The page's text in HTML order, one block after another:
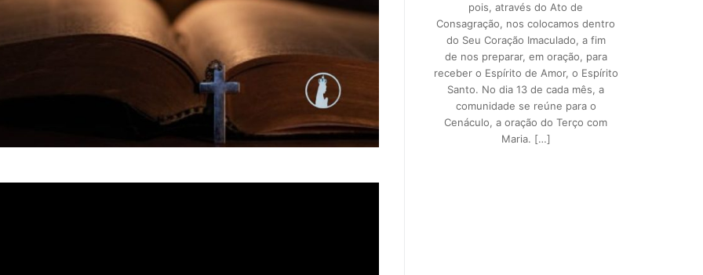
pois, através do Ato de
Consagração, nos colocamos dentro
do Seu Coração Imaculado, a fim
de nos preparar, em oração, para
receber o Espírito de Amor, o Espírito
Santo. No dia 13 de cada mês, a
comunidade se reúne para o
Cenáculo, a oração do Terço com
Maria. […]